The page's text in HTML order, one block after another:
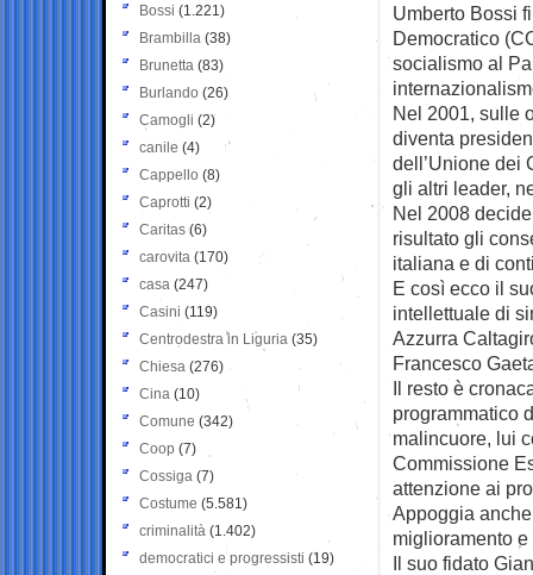
Umberto Bossi
Democratico
socialismo al
Nel 2001, sulle
diventa
dell’Unione dei
gli altri leader,
Nel 2008
risultato gli
italiana e di
E così ecco il
intellettuale di
Azzurra
Francesco
Il resto è
programmatico
malincuore, lui
Commissione
attenzione ai
Appoggia
miglioramento
Il suo fidato
Bossi (1.221)
Brambilla (38)
Brunetta (83)
Burlando (26)
Camogli (2)
canile (4)
Cappello (8)
Caprotti (2)
Caritas (6)
carovita (170)
casa (247)
Casini (119)
Centrodestra in Liguria (35)
Chiesa (276)
Cina (10)
Comune (342)
Coop (7)
Cossiga (7)
Costume (5.581)
criminalità (1.402)
democratici e progressisti (19)